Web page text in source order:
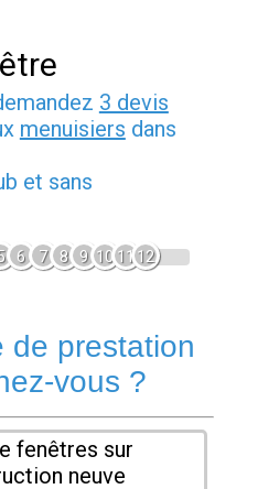
3 devis
menuisiers dans
et sans
6 7 8 9 1011 12
de prestation
vous ?
fenêtres sur
neuve